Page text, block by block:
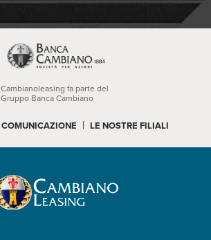
Cambianoleasing fa parte del
Gruppo Banca Cambiano
COMUNICAZIONE | LE NOSTRE FILIALI